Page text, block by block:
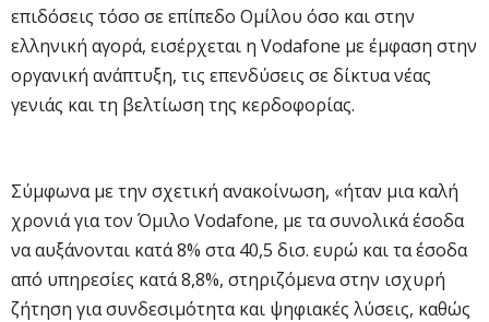
επιδόσεις τόσο σε επίπεδο Ομίλου όσο και στην
ελληνική αγορά, εισέρχεται η Vodafone με έμφαση στην
οργανική ανάπτυξη, τις επενδύσεις σε δίκτυα νέας
γενιάς και τη βελτίωση της κερδοφορίας.
Σύμφωνα με την σχετική ανακοίνωση, «ήταν μια καλή
χρονιά για τον Όμιλο Vodafone, με τα συνολικά έσοδα
να αυξάνονται κατά 8% στα 40,5 δισ. ευρώ και τα έσοδα
από υπηρεσίες κατά 8,8%, στηριζόμενα στην ισχυρή
ζήτηση για συνδεσιμότητα και ψηφιακές λύσεις, καθώς